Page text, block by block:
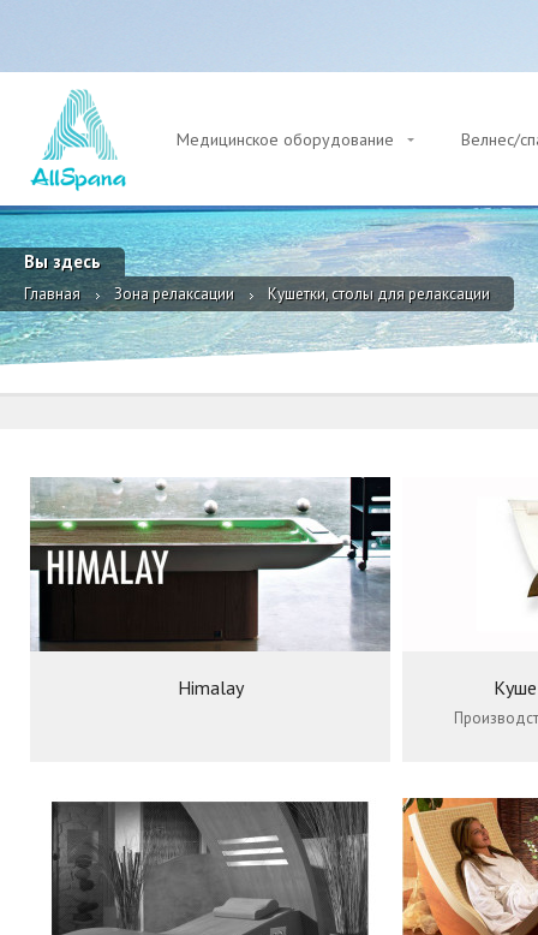
Медицинское оборудование Велнес/
Вы здесь
Главная Зона релаксации Кушетки, столы для релаксации
Himalay